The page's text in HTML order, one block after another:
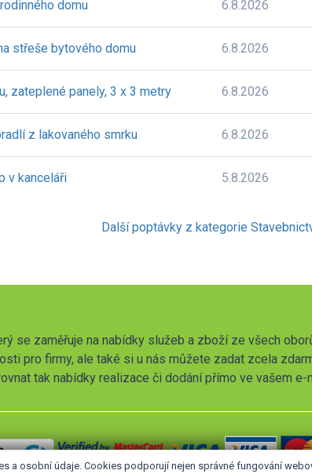
domu 6.8.2026
střeše bytového domu 6.8.2026
zateplené panely, 3 x 3 metry 6.8.2026
z lakovaného smrku 6.8.2026
v kanceláři 5.8.2026
Další poptávky z kategorie
se zaměřuje na nabídky služeb a zboží ze všech
pro firmy, ale také si u nás můžete zadat zcela
tak nabídky realizace či dodání přímo ve vašem e-
a osobní údaje. Cookies podporují nejen správné fungování